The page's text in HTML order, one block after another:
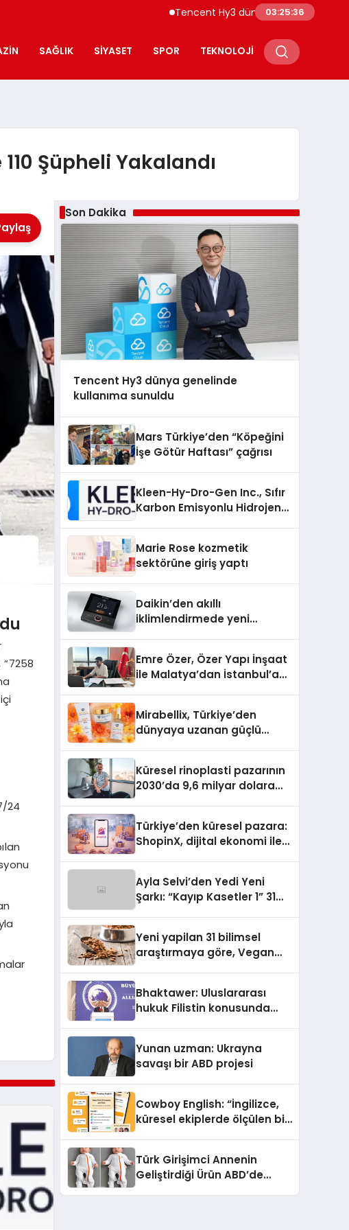
Tencent Hy3 dünya genelinde kullanıma
03:25:37
SAĞLIK SIYASET SPOR TEKNOLOJI
Şüpheli Yakalandı
24
Son Dakika
Tencent Hy3 dünya genelinde
kullanıma sunuldu
Mars Türkiye’den “Köpeğini
İşe Götür Haftası” çağrısı
Kleen-Hy-Dro-Gen Inc., Sıfır
Karbon Emisyonlu Hidrojen
Aldı
Marie Rose kozmetik
sektörüne giriş yaptı
Daikin’den akıllı
iklimlendirmede yeni
Emre Özer, Özer Yapı İnşaat
ile Malatya’dan İstanbul’a
Mirabellix, Türkiye’den
dünyaya uzanan güçlü
Küresel rinoplasti pazarının
2030’da 9,6 milyar dolara
Türkiye’den küresel pazara:
ShopinX, dijital ekonomi ile
Ayla Selvi’den Yedi Yeni
Şarkı: “Kayıp Kasetler 1” 31
Yeni yapilan 31 bilimsel
araştırmaya göre, Vegan
Sindirildiğini Ortaya Koydu
Bhaktawer: Uluslararası
hukuk Filistin konusunda
Yunan uzman: Ukrayna
savaşı bir ABD projesi
Cowboy English: “İngilizce,
küresel ekiplerde ölçülen bir
Türk Girişimci Annenin
Geliştirdiği Ürün ABD’de